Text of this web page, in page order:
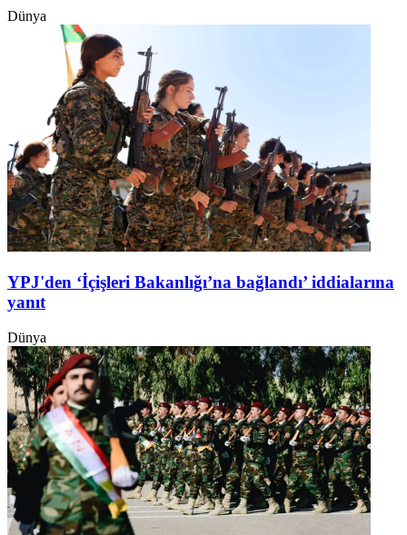
Dünya
YPJ'den ‘İçişleri Bakanlığı’na bağlandı’ iddialarına
yanıt
Dünya